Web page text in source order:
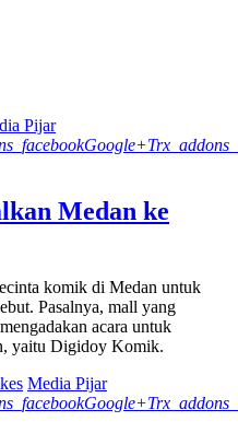
Pijar
Google+
Medan ke
komik di Medan untuk
Pasalnya, mall yang
acara untuk
yaitu Digidoy Komik.
Media Pijar
Google+